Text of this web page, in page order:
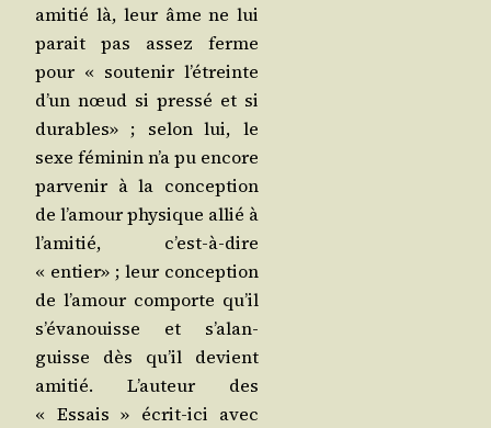
ami­tié là, leur âme ne lui
parait pas assez ferme
pour « sou­te­nir l’é­treinte
d’un nœud si pres­sé et si
durables» ; selon lui, le
sexe fémi­nin n’a pu encore
par­ve­nir à la concep­tion
de l’a­mour phy­sique allié à
l’a­mi­tié, c’est-à-dire
« entier» ; leur concep­tion
de l’a­mour com­porte qu’il
s’é­va­nouisse et s’a­lan­
guisse dès qu’il devient
ami­tié. L’au­teur des
« Essais » écrit-ici avec